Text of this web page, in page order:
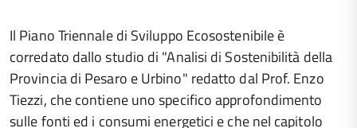
Il Piano Triennale di Sviluppo Ecosostenibile è
corredato dallo studio di "Analisi di Sostenibilità della
Provincia di Pesaro e Urbino" redatto dal Prof. Enzo
Tiezzi, che contiene uno specifico approfondimento
sulle fonti ed i consumi energetici e che nel capitolo